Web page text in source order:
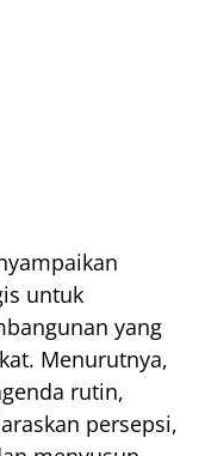
untuk
yang
Menurutnya,
rutin,
persepsi,